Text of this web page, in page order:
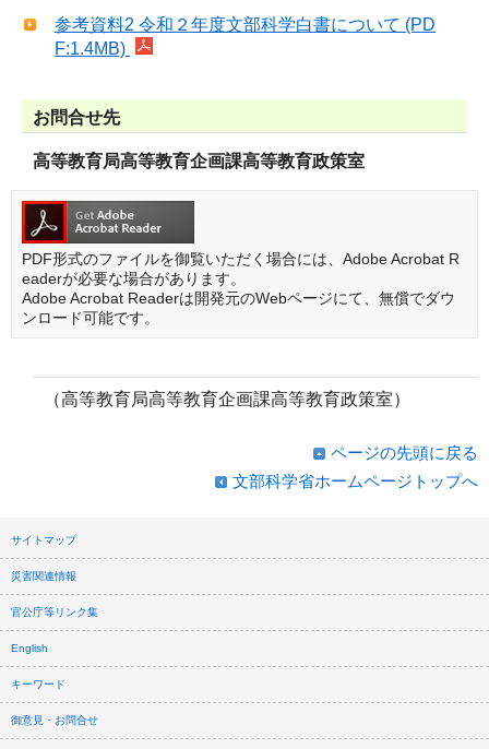
参考資料2 令和２年度文部科学白書について (PD
F:1.4MB)
お問合せ先
高等教育局高等教育企画課高等教育政策室
PDF形式のファイルを御覧いただく場合には、Adobe Acrobat R
eaderが必要な場合があります。
Adobe Acrobat Readerは開発元のWebページにて、無償でダウ
ンロード可能です。
（高等教育局高等教育企画課高等教育政策室）
ページの先頭に戻る
文部科学省ホームページトップへ
サイトマップ
災害関連情報
官公庁等リンク集
English
キーワード
御意見・お問合せ